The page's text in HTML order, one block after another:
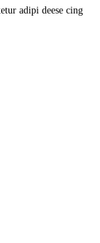
adipi deese cing